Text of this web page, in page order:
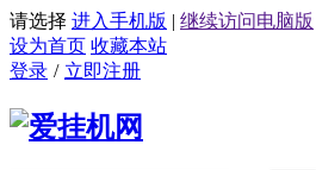
请选择 进入手机版 | 继续访问电脑版
设为首页 收藏本站
登录 / 立即注册